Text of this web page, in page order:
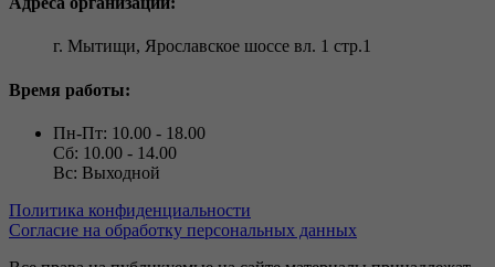
г. Мытищи, Ярославское шоссе вл. 1 стр.1
Время работы:
Пн-Пт: 10.00 - 18.00
Сб: 10.00 - 14.00
Вс: Выходной
Политика конфиденциальности
Согласие на обработку персональных данных